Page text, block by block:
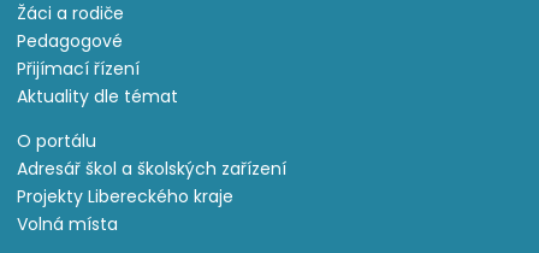
Žáci a rodiče
Pedagogové
Přijímací řízení
Aktuality dle témat
O portálu
Adresář škol a školských zařízení
Projekty Libereckého kraje
Volná místa